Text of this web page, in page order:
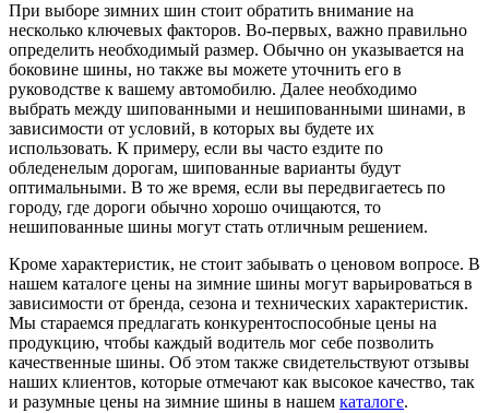
При выборе зимних шин стоит обратить внимание на
несколько ключевых факторов. Во-первых, важно правильно
определить необходимый размер. Обычно он указывается на
боковине шины, но также вы можете уточнить его в
руководстве к вашему автомобилю. Далее необходимо
выбрать между шипованными и нешипованными шинами, в
зависимости от условий, в которых вы будете их
использовать. К примеру, если вы часто ездите по
обледенелым дорогам, шипованные варианты будут
оптимальными. В то же время, если вы передвигаетесь по
городу, где дороги обычно хорошо очищаются, то
нешипованные шины могут стать отличным решением.
Кроме характеристик, не стоит забывать о ценовом вопросе. В
нашем каталоге цены на зимние шины могут варьироваться в
зависимости от бренда, сезона и технических характеристик.
Мы стараемся предлагать конкурентоспособные цены на
продукцию, чтобы каждый водитель мог себе позволить
качественные шины. Об этом также свидетельствуют отзывы
наших клиентов, которые отмечают как высокое качество, так
и разумные цены на зимние шины в нашем каталоге.